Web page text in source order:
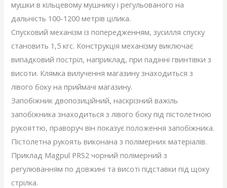
мушки в кільцевому мушнику і регульованого на
дальність 100-1200 метрів цілика.
Спусковий механізм із попередженням, зусилля спуску
становить 1,5 кгс. Конструкція механізму виключає
випадковий постріл, наприклад, при падінні гвинтівки з
висоти. Клямка вилучення магазину знаходиться з
лівого боку на приймачі магазину.
Запобіжник двопозиційний, наскрізний важіль
запобіжника знаходиться з лівого боку під пістолетною
рукояттю, праворуч він показує положення запобіжника.
Пістолетна рукоять виконана з полімерних матеріалів.
Приклад Magpul PRS2 чорний полімерний з
регулюванням по довжині та висоті підставки під щоку
стрілка.